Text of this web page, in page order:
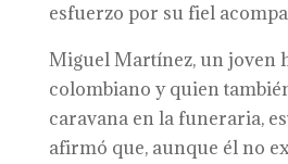
esfuerzo por su fiel
Miguel Martínez, un joven
colombiano y quien
caravana en la funeraria,
afirmó que, aunque él no